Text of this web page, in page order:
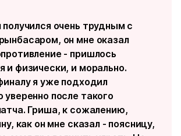
очень трудным с
он мне оказал
- пришлось
и физически, и морально.
я уже подходил
уверенно после такого
Гриша, к сожалению,
как он мне сказал - поясницу,